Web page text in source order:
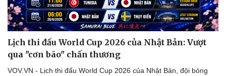
Lịch thi đấu World Cup 2026 của Nhật Bản: Vượt
qua "cơn bão" chấn thương
VOV.VN - Lịch thi đấu World Cup 2026 của Nhật Bản, đội bóng